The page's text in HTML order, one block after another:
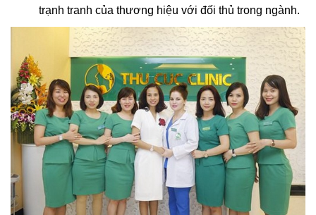
trạnh tranh của thương hiệu với đối thủ trong ngành.